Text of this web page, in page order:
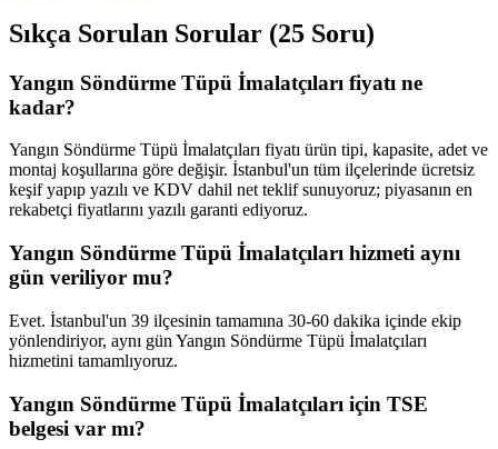
Sıkça Sorulan Sorular (25 Soru)
Yangın Söndürme Tüpü İmalatçıları fiyatı ne
kadar?
Yangın Söndürme Tüpü İmalatçıları fiyatı ürün tipi, kapasite, adet ve
montaj koşullarına göre değişir. İstanbul'un tüm ilçelerinde ücretsiz
keşif yapıp yazılı ve KDV dahil net teklif sunuyoruz; piyasanın en
rekabetçi fiyatlarını yazılı garanti ediyoruz.
Yangın Söndürme Tüpü İmalatçıları hizmeti aynı
gün veriliyor mu?
Evet. İstanbul'un 39 ilçesinin tamamına 30-60 dakika içinde ekip
yönlendiriyor, aynı gün Yangın Söndürme Tüpü İmalatçıları
hizmetini tamamlıyoruz.
Yangın Söndürme Tüpü İmalatçıları için TSE
belgesi var mı?